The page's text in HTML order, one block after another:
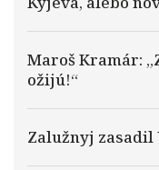
Maroš Kramár:
ožijú!“
Zalužnyj